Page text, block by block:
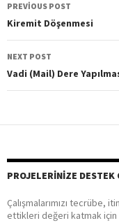
Post
navigation
PREVIOUS POST
Kiremit Döşenmesi
NEXT POST
Vadi (Mail) Dere
PROJELERINIZE DESTEK
Çalışmalarımızı
ettikleri değeri katmak için